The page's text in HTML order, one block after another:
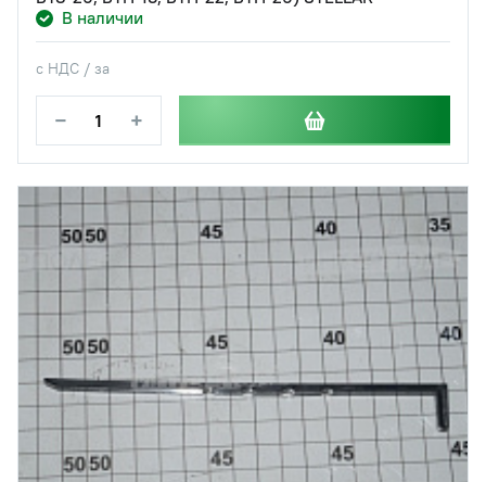
В наличии
с НДС / за
− +